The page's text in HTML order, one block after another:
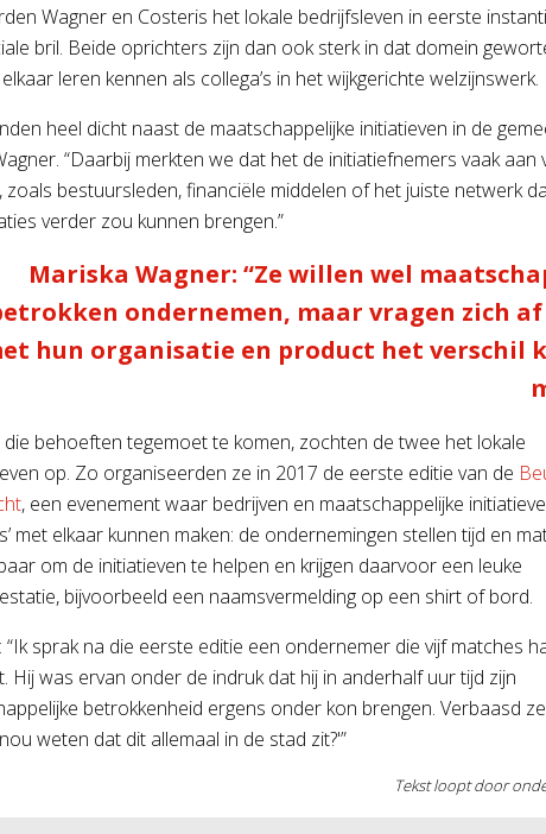
Wagner en Costeris het lokale bedrijfsleven in eerste
bril. Beide oprichters zijn dan ook sterk in dat domein
leren kennen als collega’s in het wijkgerichte welzijnswerk.
heel dicht naast de maatschappelijke initiatieven in de
“Daarbij merkten we dat het de initiatiefnemers vaak aan
zoals bestuursleden, financiële middelen of het juiste netwerk
verder zou kunnen brengen.”
Mariska Wagner: “Ze willen wel
ondernemen, maar vragen zich af
hun organisatie en product het verschil
die behoeften tegemoet te komen, zochten de twee het lokale
op. Zo organiseerden ze in 2017 de eerste editie van de
, een evenement waar bedrijven en maatschappelijke
met elkaar kunnen maken: de ondernemingen stellen tijd en
om de initiatieven te helpen en krijgen daarvoor een leuke
bijvoorbeeld een naamsvermelding op een shirt of bord.
“Ik sprak na die eerste editie een ondernemer die vijf matches
Hij was ervan onder de indruk dat hij in anderhalf uur tijd zijn
betrokkenheid ergens onder kon brengen. Verbaasd
weten dat dit allemaal in de stad zit?'”
Tekst loopt door